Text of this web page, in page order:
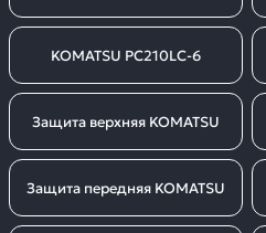
KOMATSU PC210LC-6
Защита верхняя KOMATSU
Защита передняя KOMATSU